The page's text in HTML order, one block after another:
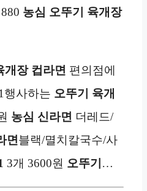
880 농심 오뚜기
육개장
개장 컵라면 편의점에
행사하는 오뚜기
육개
농심 신라면 더레드/
면 블랙/멸치칼국수/사
3개 3600원 오뚜기 …